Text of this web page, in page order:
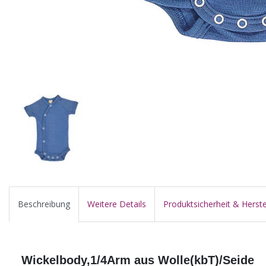
Beschreibung Weitere Details Produktsicherheit &
Wickelbody,1/4Arm aus Wolle(kbT)/Seide